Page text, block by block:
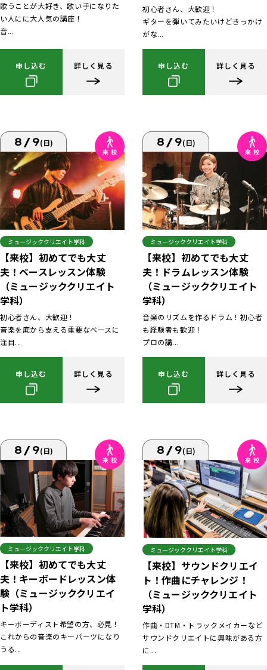
歌うことが大好き、歌い手になりた
い人にに大人気の講座！
音...
申し込む 詳しく見る
初心者さん、大歓迎！
ギターを弾いてみたいけどきっかけ
がな...
申し込む 詳しく見る
8/9(日)
ミュージッククリエイト学科
【来校】初めてでも大丈
夫！ベースレッスン体験
（ミュージッククリエイト
学科）
初心者さん、大歓迎！
音楽を底から支える重要なベースに
注目...
申し込む 詳しく見る
8/9(日)
ミュージッククリエイト学科
【来校】初めてでも大丈
夫！ドラムレッスン体験
（ミュージッククリエイト
学科）
音楽のリズムを作るドラム！初心者
も経験者も歓迎！
プロの講...
申し込む 詳しく見る
8/9(日)
ミュージッククリエイト学科
【来校】初めてでも大丈
夫！キーボードレッスン体
験（ミュージッククリエイ
ト学科）
キーボーディスト希望の方、必見！
これからの音楽のキーパーツになり
うる...
8/9(日)
ミュージッククリエイト学科
【来校】サウンドクリエイ
ト！作曲にチャレンジ！
（ミュージッククリエイト
学科）
作曲・DTM・トラックメイカーなど
サウンドクリエイトに興味がある方
に...